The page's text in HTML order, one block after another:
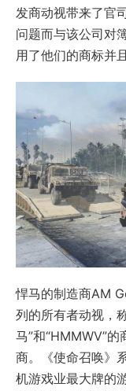
发商动视带来了官
问题而与该公司对
用了他们的商标并
悍马的制造商AM
列的所有者动视，
马”和“HMMWV”
商。《使命召唤》
机游戏业最大牌的